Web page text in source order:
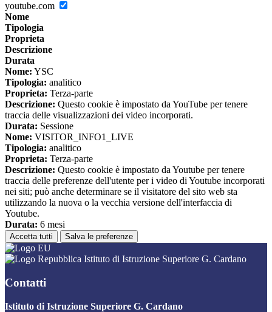
youtube.com
Nome
Tipologia
Proprieta
Descrizione
Durata
Nome: YSC
Tipologia: analitico
Proprieta: Terza-parte
Descrizione: Questo cookie è impostato da YouTube per tenere
traccia delle visualizzazioni dei video incorporati.
Durata: Sessione
Nome: VISITOR_INFO1_LIVE
Tipologia: analitico
Proprieta: Terza-parte
Descrizione: Questo cookie è impostato da Youtube per tenere
traccia delle preferenze dell'utente per i video di Youtube incorporati
nei siti; può anche determinare se il visitatore del sito web sta
utilizzando la nuova o la vecchia versione dell'interfaccia di
Youtube.
Durata: 6 mesi
Accetta tutti Salva le preferenze
Istituto di Istruzione Superiore G. Cardano
Contatti
Istituto di Istruzione Superiore G. Cardano